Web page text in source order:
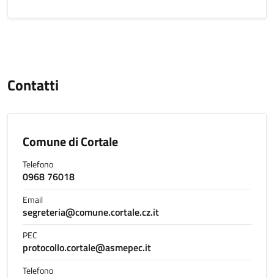
Contatti
Comune di Cortale
Telefono
0968 76018
Email
segreteria@comune.cortale.cz.it
PEC
protocollo.cortale@asmepec.it
Telefono